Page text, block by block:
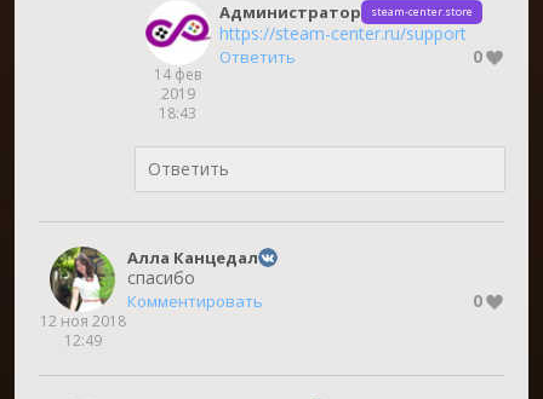
14 фев
2019
18:43
Администратор steam-center.store
https://steam-center.ru/support
Ответить 0
12 ноя 2018
12:49
Алла Канцедал
спасибо
Комментировать 0